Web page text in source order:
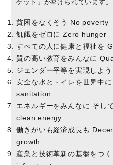
ゲット」が挙げられています。
貧困をなくそう No poverty
飢餓をゼロに Zero hunger
すべての人に健康と福祉を
質の高い教育をみんなに
ジェンダー平等を実現しよ
安全な水とトイレを世界中
sanitation
エネルギーをみんなに そし
clean energy
働きがいも経済成長も
growth
産業と技術革新の基盤をつ